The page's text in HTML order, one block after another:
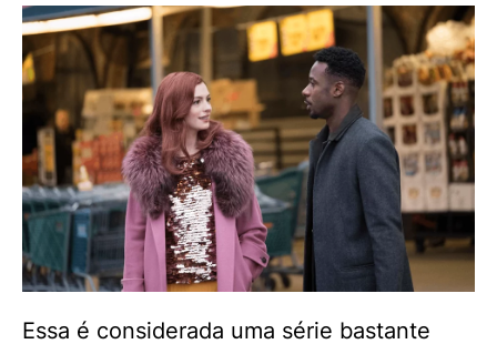
Essa é considerada uma série bastante